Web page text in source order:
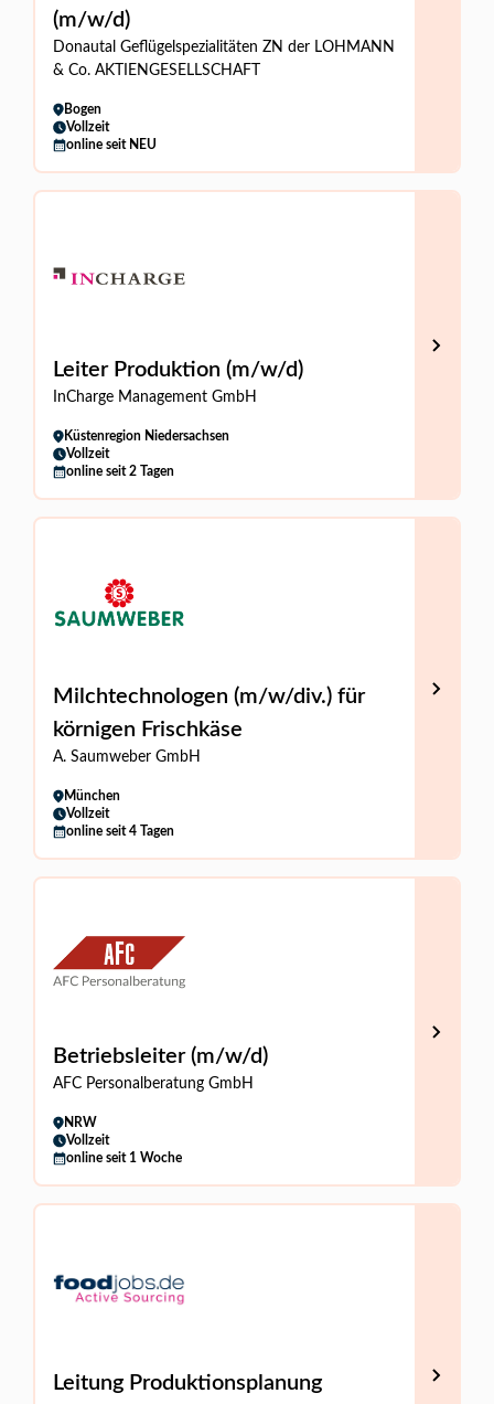
(m/w/d)
Donautal Geflügelspezialitäten ZN der LOHMANN
& Co. AKTIENGESELLSCHAFT
Bogen
Vollzeit
online seit NEU
Leiter Produktion (m/w/d)
InCharge Management GmbH
Küstenregion Niedersachsen
Vollzeit
online seit 2 Tagen
Milchtechnologen (m/w/div.) für
körnigen Frischkäse
A. Saumweber GmbH
München
Vollzeit
online seit 4 Tagen
Betriebsleiter (m/w/d)
AFC Personalberatung GmbH
NRW
Vollzeit
online seit 1 Woche
Leitung Produktionsplanung